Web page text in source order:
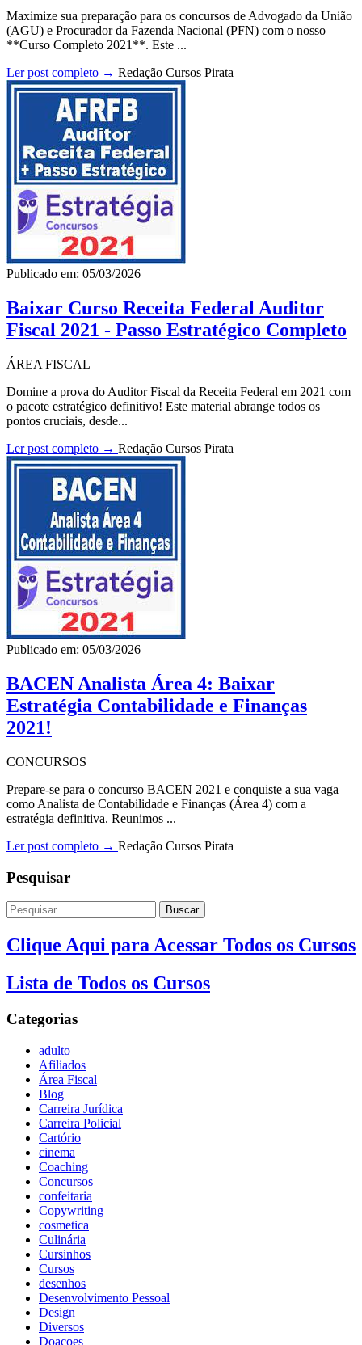
Maximize sua preparação para os concursos de Advogado da União
(AGU) e Procurador da Fazenda Nacional (PFN) com o nosso
**Curso Completo 2021**. Este ...
Ler post completo → Redação Cursos Pirata
Publicado em: 05/03/2026
Baixar Curso Receita Federal Auditor
Fiscal 2021 - Passo Estratégico Completo
ÁREA FISCAL
Domine a prova do Auditor Fiscal da Receita Federal em 2021 com
o pacote estratégico definitivo! Este material abrange todos os
pontos cruciais, desde...
Ler post completo → Redação Cursos Pirata
Publicado em: 05/03/2026
BACEN Analista Área 4: Baixar
Estratégia Contabilidade e Finanças
2021!
CONCURSOS
Prepare-se para o concurso BACEN 2021 e conquiste a sua vaga
como Analista de Contabilidade e Finanças (Área 4) com a
estratégia definitiva. Reunimos ...
Ler post completo → Redação Cursos Pirata
Pesquisar
Buscar
Clique Aqui para Acessar Todos os Cursos
Lista de Todos os Cursos
Categorias
adulto
Afiliados
Área Fiscal
Blog
Carreira Jurídica
Carreira Policial
Cartório
cinema
Coaching
Concursos
confeitaria
Copywriting
cosmetica
Culinária
Cursinhos
Cursos
desenhos
Desenvolvimento Pessoal
Design
Diversos
Doaçoes